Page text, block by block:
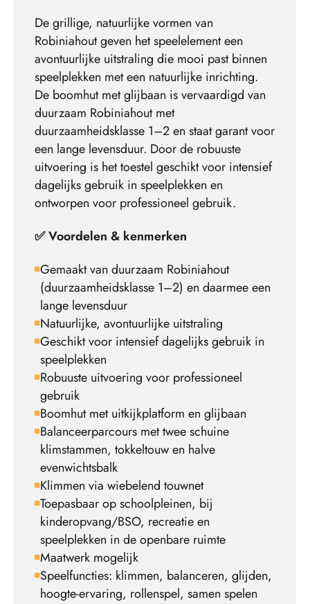
De grillige, natuurlijke vormen van
Robiniahout geven het speelelement een
avontuurlijke uitstraling die mooi past binnen
speelplekken met een natuurlijke inrichting.
De boomhut met glijbaan is vervaardigd van
duurzaam Robiniahout met
duurzaamheidsklasse 1–2 en staat garant voor
een lange levensduur. Door de robuuste
uitvoering is het toestel geschikt voor intensief
dagelijks gebruik in speelplekken en
ontworpen voor professioneel gebruik.
✅ Voordelen & kenmerken
Gemaakt van duurzaam Robiniahout
(duurzaamheidsklasse 1–2) en daarmee een
lange levensduur
Natuurlijke, avontuurlijke uitstraling
Geschikt voor intensief dagelijks gebruik in
speelplekken
Robuuste uitvoering voor professioneel
gebruik
Boomhut met uitkijkplatform en glijbaan
Balanceerparcours met twee schuine
klimstammen, tokkeltouw en halve
evenwichtsbalk
Klimmen via wiebelend touwnet
Toepasbaar op schoolpleinen, bij
kinderopvang/BSO, recreatie en
speelplekken in de openbare ruimte
Maatwerk mogelijk
Speelfuncties: klimmen, balanceren, glijden,
hoogte-ervaring, rollenspel, samen spelen